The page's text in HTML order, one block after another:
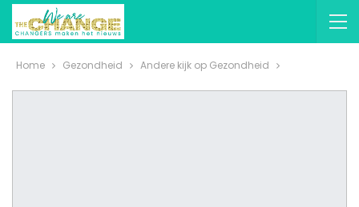
Home Gezondheid Andere kijk op Gezondheid